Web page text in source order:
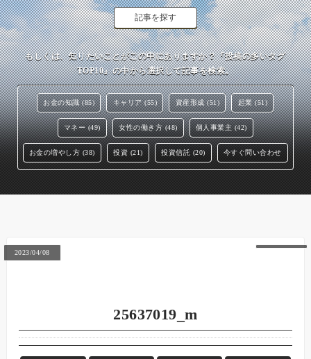
もしくは、知りたいことがこの中にありますか？『投稿の多いタグ
TOP10』の中から選択して記事を検索。
お金の知識 (85) キャリア (55) 資産形成 (51) 起業 (51)
マネー (49) 女性の働き方 (48) 個人事業主 (42)
お金の増やし方 (38) 投資 (21) 投資信託 (20) 今すぐ問い合わせ
2023/04/08
25637019_m